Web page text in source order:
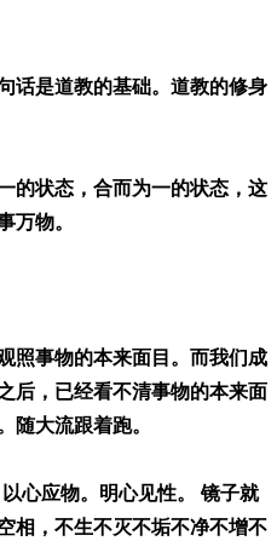
话是道教的基础。道教的修身
的状态，合而为一的状态，这
万物。
照事物的本来面目。而我们成
后，已经看不清事物的本来面
随大流跟着跑。
心应物。明心见性。 镜子就
相，不生不灭不垢不净不增不